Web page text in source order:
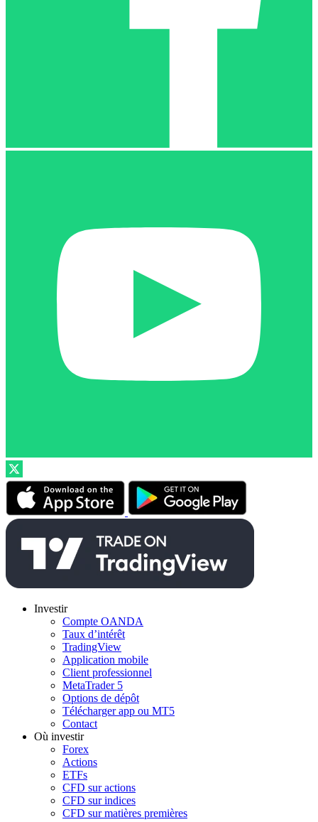
Investir
Compte OANDA
Taux d’intérêt
TradingView
Application mobile
Client professionnel
MetaTrader 5
Options de dépôt
Télécharger app ou MT5
Contact
Où investir
Forex
Actions
ETFs
CFD sur actions
CFD sur indices
CFD sur matières premières